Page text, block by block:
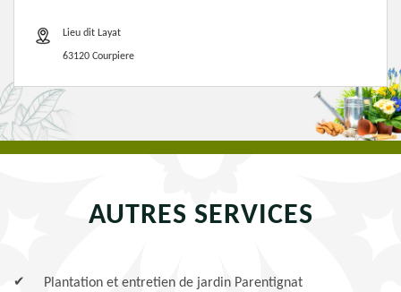
Lieu dit Layat
63120 Courpiere
AUTRES SERVICES
Plantation et entretien de jardin Parentignat